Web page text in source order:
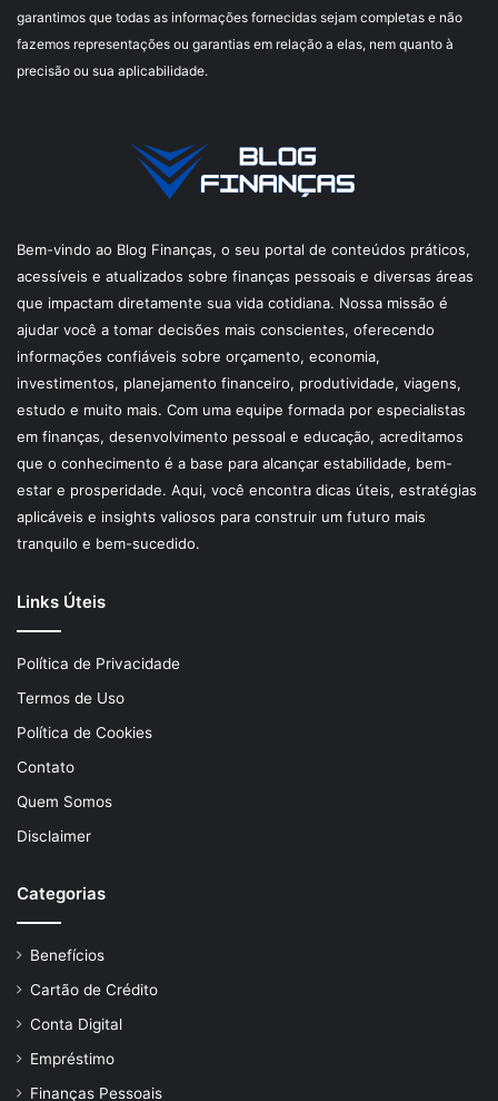
garantimos que todas as informações fornecidas sejam completas e não
fazemos representações ou garantias em relação a elas, nem quanto à
precisão ou sua aplicabilidade.
Bem-vindo ao Blog Finanças, o seu portal de conteúdos práticos,
acessíveis e atualizados sobre finanças pessoais e diversas áreas
que impactam diretamente sua vida cotidiana. Nossa missão é
ajudar você a tomar decisões mais conscientes, oferecendo
informações confiáveis sobre orçamento, economia,
investimentos, planejamento financeiro, produtividade, viagens,
estudo e muito mais. Com uma equipe formada por especialistas
em finanças, desenvolvimento pessoal e educação, acreditamos
que o conhecimento é a base para alcançar estabilidade, bem-
estar e prosperidade. Aqui, você encontra dicas úteis, estratégias
aplicáveis e insights valiosos para construir um futuro mais
tranquilo e bem-sucedido.
Links Úteis
Política de Privacidade
Termos de Uso
Política de Cookies
Contato
Quem Somos
Disclaimer
Categorias
Benefícios
Cartão de Crédito
Conta Digital
Empréstimo
Finanças Pessoais